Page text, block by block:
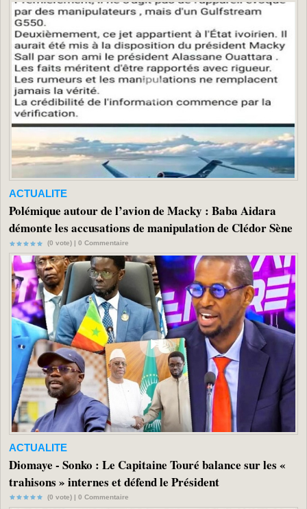
ACTUALITE
Polémique autour de l’avion de Macky : Baba Aidara
démonte les accusations de manipulation de Clédor Sène
(0 vote) | 0 Commentaire
ACTUALITE
Diomaye - Sonko : Le Capitaine Touré balance sur les «
trahisons » internes et défend le Président
(0 vote) | 0 Commentaire